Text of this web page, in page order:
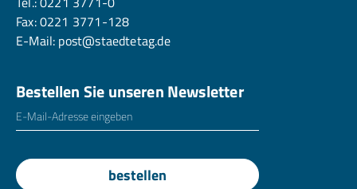
Fax: 0221 3771-128
E-Mail: post@staedtetag.de
Bestellen Sie unseren Newsletter
E-Mailadresse
bestellen